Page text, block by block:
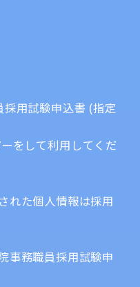
採用試験申込書 (指定
をして利用してくだ
れた個人情報は採用
事務職員採用試験申